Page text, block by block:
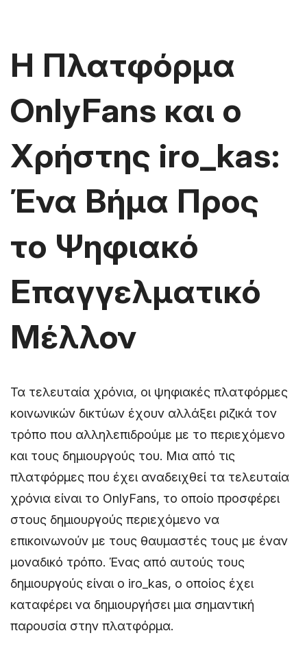
Η Πλατφόρμα
OnlyFans και ο
Χρήστης iro_kas:
Ένα Βήμα Προς
το Ψηφιακό
Επαγγελματικό
Μέλλον
Τα τελευταία χρόνια, οι ψηφιακές πλατφόρμες
κοινωνικών δικτύων έχουν αλλάξει ριζικά τον
τρόπο που αλληλεπιδρούμε με το περιεχόμενο
και τους δημιουργούς του. Μια από τις
πλατφόρμες που έχει αναδειχθεί τα τελευταία
χρόνια είναι το OnlyFans, το οποίο προσφέρει
στους δημιουργούς περιεχόμενο να
επικοινωνούν με τους θαυμαστές τους με έναν
μοναδικό τρόπο. Ένας από αυτούς τους
δημιουργούς είναι ο iro_kas, ο οποίος έχει
καταφέρει να δημιουργήσει μια σημαντική
παρουσία στην πλατφόρμα.